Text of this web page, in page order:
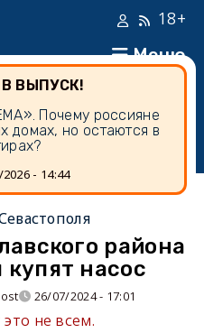
Меню
18+
ВЫПУСК!
Почему россияне
домах, но остаются в
- 14:44
района
купят насос
26/07/2024 - 17:01
не всем.